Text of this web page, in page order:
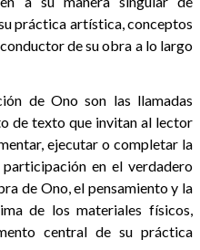
práctica artística, conceptos
de su obra a lo largo
de Ono son las llamadas
de texto que invitan al lector
ejecutar o completar la
en el verdadero
de Ono, el pensamiento y la
de los materiales físicos,
central de su práctica